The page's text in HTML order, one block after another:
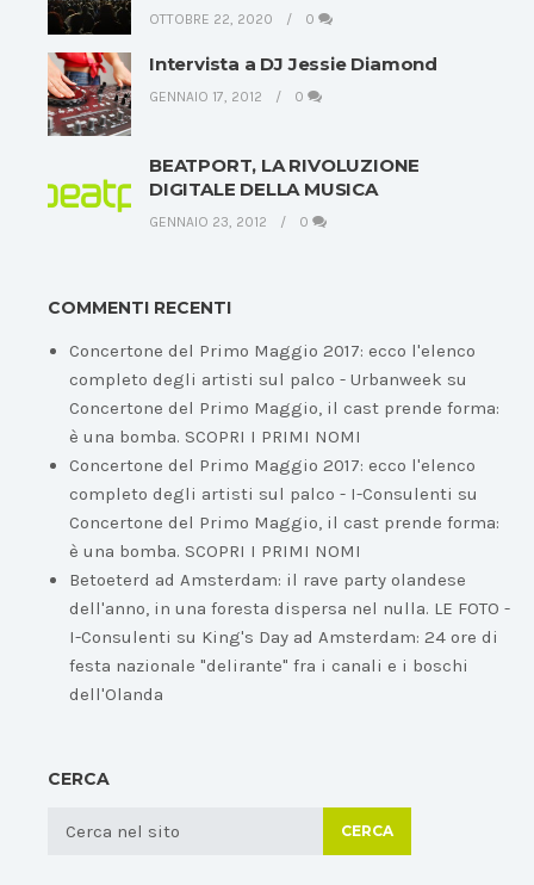
OTTOBRE 22, 2020 0
Intervista a DJ Jessie Diamond
GENNAIO 17, 2012 0
BEATPORT, LA RIVOLUZIONE
DIGITALE DELLA MUSICA
GENNAIO 23, 2012 0
COMMENTI RECENTI
Concertone del Primo Maggio 2017: ecco l'elenco
completo degli artisti sul palco - Urbanweek su
Concertone del Primo Maggio, il cast prende forma:
è una bomba. SCOPRI I PRIMI NOMI
Concertone del Primo Maggio 2017: ecco l'elenco
completo degli artisti sul palco - I-Consulenti su
Concertone del Primo Maggio, il cast prende forma:
è una bomba. SCOPRI I PRIMI NOMI
Betoeterd ad Amsterdam: il rave party olandese
dell'anno, in una foresta dispersa nel nulla. LE FOTO -
I-Consulenti su King's Day ad Amsterdam: 24 ore di
festa nazionale "delirante" fra i canali e i boschi
dell'Olanda
CERCA
CERCA